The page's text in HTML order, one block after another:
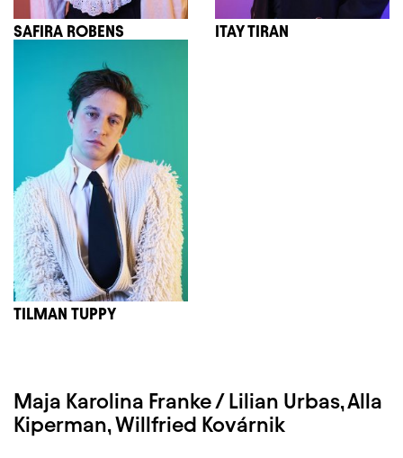
SAFIRA ROBENS ITAY TIRAN
TILMAN TUPPY
Maja Karolina Franke /Lilian Urbas, Alla
Kiperman, Willfried Kovárnik